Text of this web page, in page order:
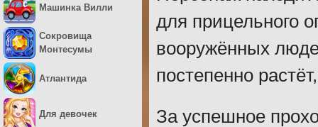
для прицельного
вооружённых
постепенно
За успешное
Машинка Вилли
Сокровища
Монтесумы
Атлантида
Для девочек